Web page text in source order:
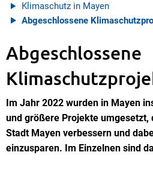
Klimaschutz in Mayen
Abgeschlossene
2022
Abgeschlossene
Im Jahr 2022 wurden in Mayen
und größere Projekte umgesetzt,
Stadt Mayen verbessern und
einzusparen. Im Einzelnen sind